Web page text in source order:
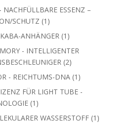
Produkt
NACHFÜLLBARE ESSENZ –
SCHUTZ 1 1
Produkt
ANHÄNGER 1 1
Produkt
- INTELLIGENTER
22
Produkte
- REICHTUMS-DNA 1 1
Produkt
FÜR LIGHT TUBE -
1 1
Produkt
WASSERSTOFF 1 1